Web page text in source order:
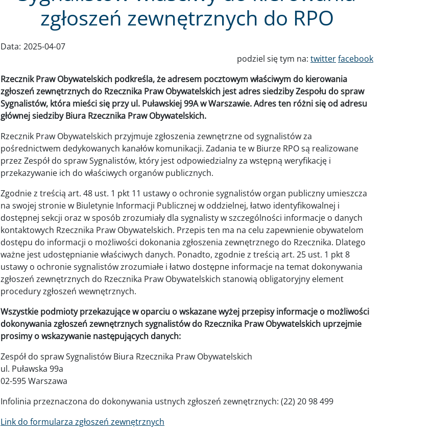
zgłoszeń zewnętrznych do RPO
Data: 2025-04-07
podziel się tym na: twitterfacebook
Rzecznik Praw Obywatelskich podkreśla, że adresem pocztowym właściwym do kierowania
zgłoszeń zewnętrznych do Rzecznika Praw Obywatelskich jest adres siedziby Zespołu do spraw
Sygnalistów, która mieści się przy ul. Puławskiej 99A w Warszawie. Adres ten różni się od adresu
głównej siedziby Biura Rzecznika Praw Obywatelskich.
Rzecznik Praw Obywatelskich przyjmuje zgłoszenia zewnętrzne od sygnalistów za
pośrednictwem dedykowanych kanałów komunikacji. Zadania te w Biurze RPO są realizowane
przez Zespół do spraw Sygnalistów, który jest odpowiedzialny za wstępną weryfikację i
przekazywanie ich do właściwych organów publicznych.
Zgodnie z treścią art. 48 ust. 1 pkt 11 ustawy o ochronie sygnalistów organ publiczny umieszcza
na swojej stronie w Biuletynie Informacji Publicznej w oddzielnej, łatwo identyfikowalnej i
dostępnej sekcji oraz w sposób zrozumiały dla sygnalisty w szczególności informacje o danych
kontaktowych Rzecznika Praw Obywatelskich. Przepis ten ma na celu zapewnienie obywatelom
dostępu do informacji o możliwości dokonania zgłoszenia zewnętrznego do Rzecznika. Dlatego
ważne jest udostępnianie właściwych danych. Ponadto, zgodnie z treścią art. 25 ust. 1 pkt 8
ustawy o ochronie sygnalistów zrozumiałe i łatwo dostępne informacje na temat dokonywania
zgłoszeń zewnętrznych do Rzecznika Praw Obywatelskich stanowią obligatoryjny element
procedury zgłoszeń wewnętrznych.
Wszystkie podmioty przekazujące w oparciu o wskazane wyżej przepisy informacje o możliwości
dokonywania zgłoszeń zewnętrznych sygnalistów do Rzecznika Praw Obywatelskich uprzejmie
prosimy o wskazywanie następujących danych:
Zespół do spraw Sygnalistów Biura Rzecznika Praw Obywatelskich
ul. Puławska 99a
02-595 Warszawa
Infolinia przeznaczona do dokonywania ustnych zgłoszeń zewnętrznych: (22) 20 98 499
Link do formularza zgłoszeń zewnętrznych